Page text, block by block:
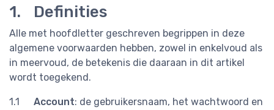
Definities
Alle met hoofdletter geschreven begrippen in deze
algemene voorwaarden hebben, zowel in enkelvoud als
in meervoud, de betekenis die daaraan in dit artikel
wordt toegekend.
Account: de gebruikersnaam, het wachtwoord en